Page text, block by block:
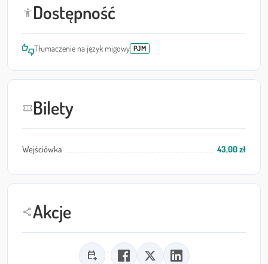
accessibility_newDostępność
thumbs_up_downTłumaczenie na język migowy PJM
confirmation_numberBilety
Wejściówka 43,00 zł
shareAkcje
calendar_add_on